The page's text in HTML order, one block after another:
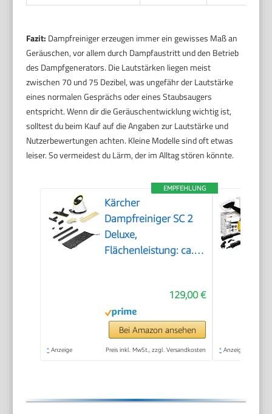
Fazit: Dampfreiniger erzeugen immer ein gewisses Maß an
Geräuschen, vor allem durch Dampfaustritt und den Betrieb
des Dampfgenerators. Die Lautstärken liegen meist
zwischen 70 und 75 Dezibel, was ungefähr der Lautstärke
eines normalen Gesprächs oder eines Staubsaugers
entspricht. Wenn dir die Geräuschentwicklung wichtig ist,
solltest du beim Kauf auf die Angaben zur Lautstärke und
Nutzerbewertungen achten. Kleine Modelle sind oft etwas
leiser. So vermeidest du Lärm, der im Alltag stören könnte.
EMPFEHLUNG
Kärcher
Dampfreiniger SC 2
Deluxe,
Flächenleistung: ca.
bar, Aufheizzeit: 6,5
min., Heizleistung:
1.500 W, mit
Bodenreinigungsset
129,00 €
Bei Amazon ansehen
* Anzeige Preis inkl. MwSt., zzgl. Versandkosten * Anzeige